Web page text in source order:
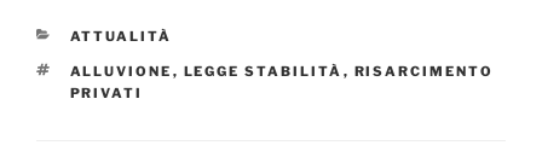
CATEGORIE
ATTUALITÀ
TAG
ALLUVIONE , LEGGE STABILITÀ , RISARCIMENTO
PRIVATI